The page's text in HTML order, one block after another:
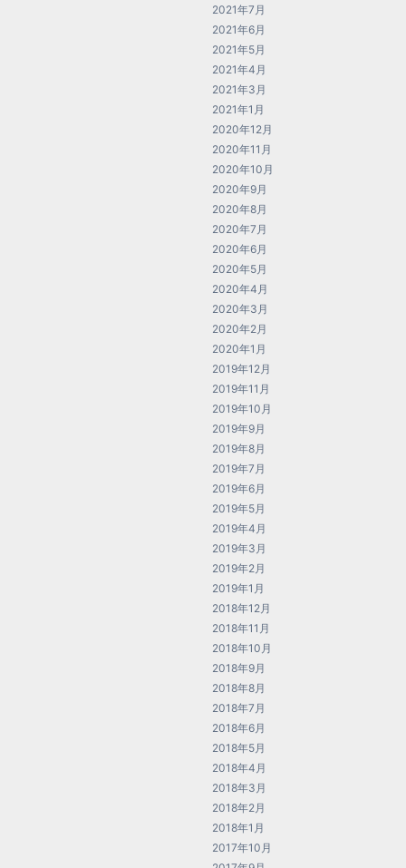
2021年7月
2021年6月
2021年5月
2021年4月
2021年3月
2021年1月
2020年12月
2020年11月
2020年10月
2020年9月
2020年8月
2020年7月
2020年6月
2020年5月
2020年4月
2020年3月
2020年2月
2020年1月
2019年12月
2019年11月
2019年10月
2019年9月
2019年8月
2019年7月
2019年6月
2019年5月
2019年4月
2019年3月
2019年2月
2019年1月
2018年12月
2018年11月
2018年10月
2018年9月
2018年8月
2018年7月
2018年6月
2018年5月
2018年4月
2018年3月
2018年2月
2018年1月
2017年10月